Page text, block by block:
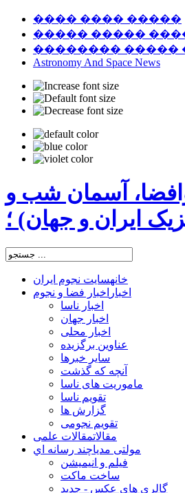
���� ���� �����
����� �����
�������� �����
Astronomy And Space News
آسمان شب و
ایران و جهان) ؛
خانهسایت نجوم ایران
اخبار اخبار فضا و نجوم
اخبار ناسا
اخبار جهان
اخبار محلی
عناوین برگزیده
سایر خبرها
آنچه که گذشت
ماموریت های ناسا
تقویم ناسا
گزارش ها
تقویم نجومی
مقالاتمقالات علمی
مولتی مدیاچند رسانه اي
فیلم و انیمیشن
ساخت ماکت
گالری های عکس - جدید